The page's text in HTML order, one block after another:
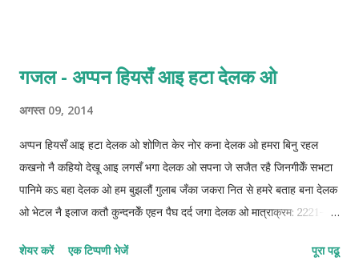
गजल - अप्पन हियसँ आइ हटा देलक ओ
अगस्त 09, 2014
अप्पन हियसँ आइ हटा देलक ओ शोणित केर नोर कना देलक ओ हमरा बिनु रहल
कखनो नै कहियो देखू आइ लगसँ भगा देलक ओ सपना जे सजैत रहै जिनगीकेँ सभटा
पानिमे कऽ बहा देलक ओ हम बुझलौं गुलाब जँका जकरा नित से हमरे बताह बना देलक
ओ भेटल नै इलाज कतौ कुन्दनकेँ एहन पैघ दर्द जगा देलक ओ मात्राक्रम: 2221-
शेयर करें एक टिप्पणी भेजें पूरा पढू